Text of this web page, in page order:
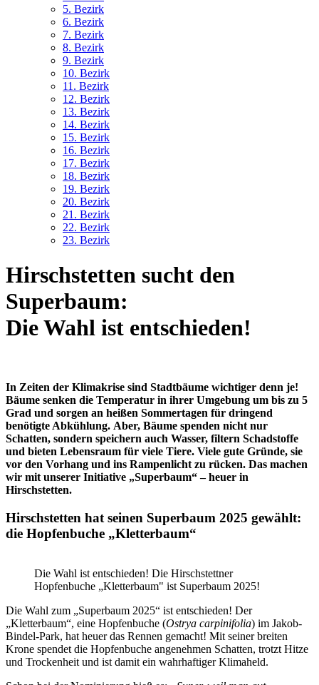
5. Bezirk
6. Bezirk
7. Bezirk
8. Bezirk
9. Bezirk
10. Bezirk
11. Bezirk
12. Bezirk
13. Bezirk
14. Bezirk
15. Bezirk
16. Bezirk
17. Bezirk
18. Bezirk
19. Bezirk
20. Bezirk
21. Bezirk
22. Bezirk
23. Bezirk
Hirschstetten sucht den
Superbaum:
Die Wahl ist entschieden!
In Zeiten der Klimakrise sind Stadtbäume wichtiger denn je!
Bäume senken die Temperatur in ihrer Umgebung um bis zu 5
Grad und sorgen an heißen Sommertagen für dringend
benötigte Abkühlung. Aber, Bäume spenden nicht nur
Schatten, sondern speichern auch Wasser, filtern Schadstoffe
und bieten Lebensraum für viele Tiere. Viele gute Gründe, sie
vor den Vorhang und ins Rampenlicht zu rücken. Das machen
wir mit unserer Initiative „Superbaum“ – heuer in
Hirschstetten.
Hirschstetten hat seinen Superbaum 2025 gewählt:
die Hopfenbuche „Kletterbaum“
Die Wahl ist entschieden! Die Hirschstettner
Hopfenbuche „Kletterbaum" ist Superbaum 2025!
Die Wahl zum „Superbaum 2025“ ist entschieden! Der
„Kletterbaum“, eine Hopfenbuche (Ostrya carpinifolia) im Jakob-
Bindel-Park, hat heuer das Rennen gemacht! Mit seiner breiten
Krone spendet die Hopfenbuche angenehmen Schatten, trotzt Hitze
und Trockenheit und ist damit ein wahrhaftiger Klimaheld.